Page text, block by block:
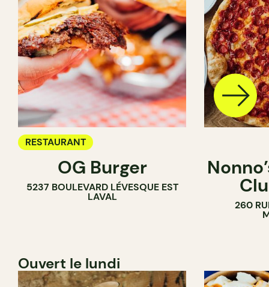
RESTAURANT
OG Burger
5237 BOULEVARD LÉVESQUE EST
LAVAL
260
Ouvert le lundi